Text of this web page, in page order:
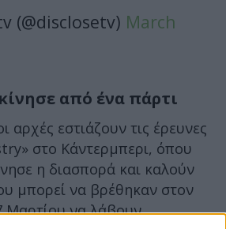
(@disclosetv) March
από ένα πάρτι
αρχές εστιάζουν τις έρευνες
στο Κάντερμπερι, όπου
η διασπορά και καλούν
μπορεί να βρέθηκαν στον
Μαρτίου να λάβουν